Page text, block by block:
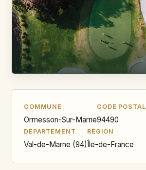
COMMUNE
Ormesson-Sur-Marne
CODE POSTAL
94490
DÉPARTEMENT
Val-de-Marne (94)
RÉGION
Île-de-France